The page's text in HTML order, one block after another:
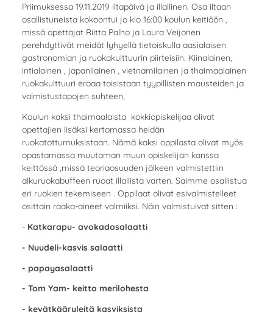
Priimuksessa 19.11.2019 iltapäivä ja illallinen. Osa iltaan
osallistuneista kokoontui jo klo 16:00 koulun keitiöön ,
missä opettajat Riitta Palho ja Laura Veijonen
perehdyttivät meidät lyhyellä tietoiskulla aasialaisen
gastronomian ja ruokakulttuurin piirteisiin. Kiinalainen,
intialainen , japanilainen , vietnamilainen ja thaimaalainen
ruokakulttuuri eroaa toisistaan tyypillisten mausteiden ja
valmistustapojen suhteen,
Koulun kaksi thaimaalaista kokkiopiskelijaa olivat
opettajien lisäksi kertomassa heidän
ruokatottumuksistaan. Nämä kaksi oppilasta olivat myös
opastamassa muutaman muun opiskelijan kanssa
keittössä ,missä teoriaosuuden jälkeen valmistettiin
alkuruokabuffeen ruoat illallista varten. Saimme osallistua
eri ruokien tekemiseen . Oppilaat olivat esivalmistelleet
osittain raaka-aineet valmiiksi. Näin valmistuivat sitten :
- Katkarapu- avokadosalaatti
- Nuudeli-kasvis salaatti
- papayasalaatti
- Tom Yam- keitto merilohesta
- kevätkääryleitä kasviksista